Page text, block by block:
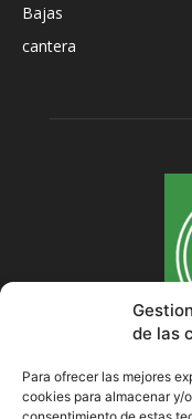
de las
Para ofrecer las mejores
cookies para almacenar y/
Bajas
cantera